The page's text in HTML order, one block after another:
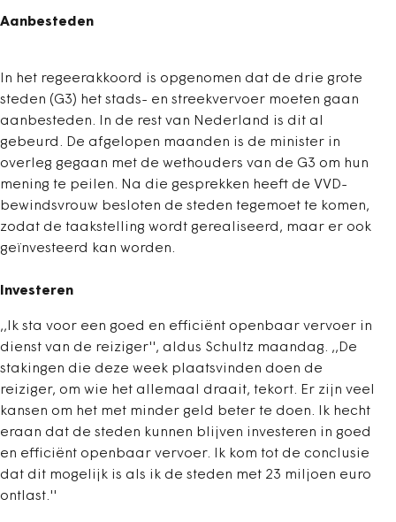
Aanbesteden
In het regeerakkoord is opgenomen dat de drie grote
steden (G3) het stads- en streekvervoer moeten gaan
aanbesteden. In de rest van Nederland is dit al
gebeurd. De afgelopen maanden is de minister in
overleg gegaan met de wethouders van de G3 om hun
mening te peilen. Na die gesprekken heeft de VVD-
bewindsvrouw besloten de steden tegemoet te komen,
zodat de taakstelling wordt gerealiseerd, maar er ook
geïnvesteerd kan worden.
Investeren
,,Ik sta voor een goed en efficiënt openbaar vervoer in
dienst van de reiziger'', aldus Schultz maandag. ,,De
stakingen die deze week plaatsvinden doen de
reiziger, om wie het allemaal draait, tekort. Er zijn veel
kansen om het met minder geld beter te doen. Ik hecht
eraan dat de steden kunnen blijven investeren in goed
en efficiënt openbaar vervoer. Ik kom tot de conclusie
dat dit mogelijk is als ik de steden met 23 miljoen euro
ontlast.''